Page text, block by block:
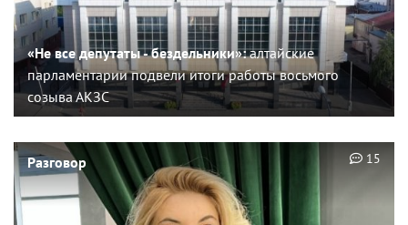
«Не все депутаты - бездельники»:алтайские
парламентарии подвели итоги работы восьмого
созыва АКЗС
Разговор 15